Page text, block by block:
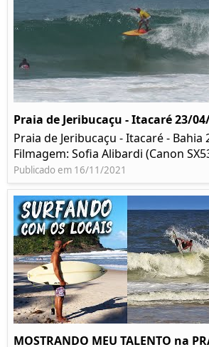
Praia de Jeribucaçu - Itacaré 23/
Praia de Jeribucaçu - Itacaré - Bahia
Filmagem: Sofia Alibardi (Canon
Publicado em 16/11/2021
MOSTRANDO MEU TALENTO na